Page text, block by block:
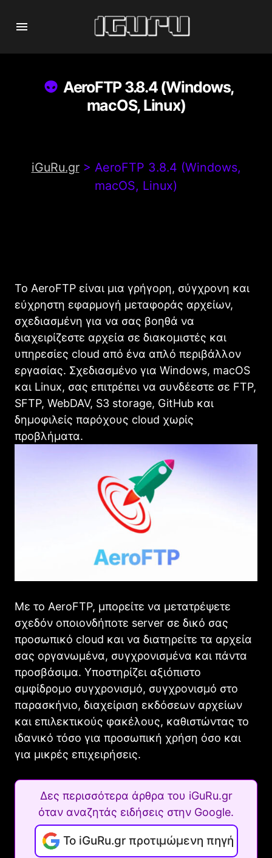
AeroFTP 3.8.4 (Windows,
macOS, Linux)
iGuRu.gr> AeroFTP 3.8.4 (Windows,
macOS, Linux)
Το AeroFTP είναι μια γρήγορη, σύγχρονη και
εύχρηστη εφαρμογή μεταφοράς αρχείων,
σχεδιασμένη για να σας βοηθά να
διαχειρίζεστε αρχεία σε διακομιστές και
υπηρεσίες cloud από ένα απλό περιβάλλον
εργασίας. Σχεδιασμένο για Windows, macOS
και Linux, σας επιτρέπει να συνδέεστε σε FTP,
SFTP, WebDAV, S3 storage, GitHub και
δημοφιλείς παρόχους cloud χωρίς
προβλήματα.
Με το AeroFTP, μπορείτε να μετατρέψετε
σχεδόν οποιονδήποτε server σε δικό σας
προσωπικό cloud και να διατηρείτε τα αρχεία
σας οργανωμένα, συγχρονισμένα και πάντα
προσβάσιμα. Υποστηρίζει αξιόπιστο
αμφίδρομο συγχρονισμό, συγχρονισμό στο
παρασκήνιο, διαχείριση εκδόσεων αρχείων
και επιλεκτικούς φακέλους, καθιστώντας το
ιδανικό τόσο για προσωπική χρήση όσο και
για μικρές επιχειρήσεις.
Δες περισσότερα άρθρα του iGuRu.gr
όταν αναζητάς ειδήσεις στην Google.
Το iGuRu.gr προτιμώμενη πηγή